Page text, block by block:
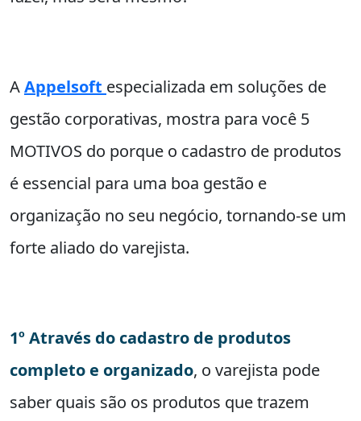
AAppelsoft especializada em soluções de
gestão corporativas, mostra para você 5
MOTIVOS do porque o cadastro de produtos
é essencial para uma boa gestão e
organização no seu negócio, tornando-se um
forte aliado do varejista.
1º Através do cadastro de produtos
completo e organizado, o varejista pode
saber quais são os produtos que trazem